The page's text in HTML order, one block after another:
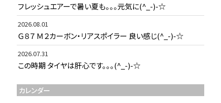
フレッシュエアーで暑い夏も。。。元気に(^_-)-☆
2026.08.01
Ｇ８７ Ｍ２カーボン・リアスポイラー 良い感じ(^_-)-☆
2026.07.31
この時期 タイヤは肝心です。。。(^_-)-☆
カレンダー